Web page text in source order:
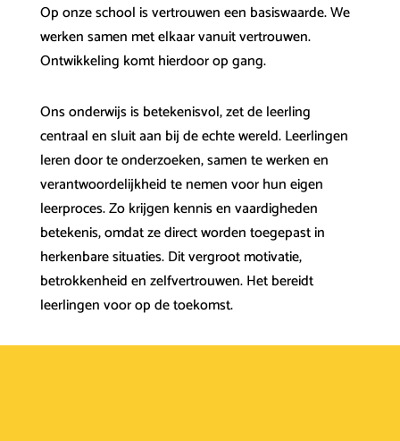
Op onze school is vertrouwen een basiswaarde. We
werken samen met elkaar vanuit vertrouwen.
Ontwikkeling komt hierdoor op gang.
Ons onderwijs is betekenisvol, zet de leerling
centraal en sluit aan bij de echte wereld. Leerlingen
leren door te onderzoeken, samen te werken en
verantwoordelijkheid te nemen voor hun eigen
leerproces. Zo krijgen kennis en vaardigheden
betekenis, omdat ze direct worden toegepast in
herkenbare situaties. Dit vergroot motivatie,
betrokkenheid en zelfvertrouwen. Het bereidt
leerlingen voor op de toekomst.